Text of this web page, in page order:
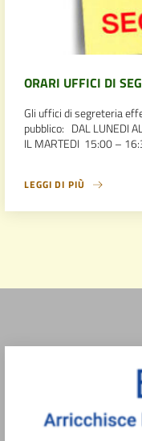
ORARI UFFICI DI
Gli uffici di segreteria
pubblico: DAL LUNEDI
IL MARTEDI 15:00 –
LEGGI DI PIÙ